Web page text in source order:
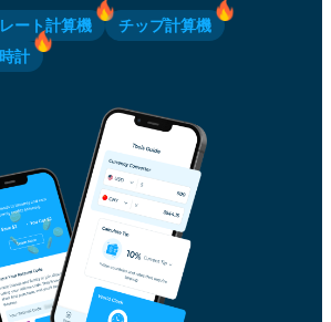
ート計算機
チップ計算機
計